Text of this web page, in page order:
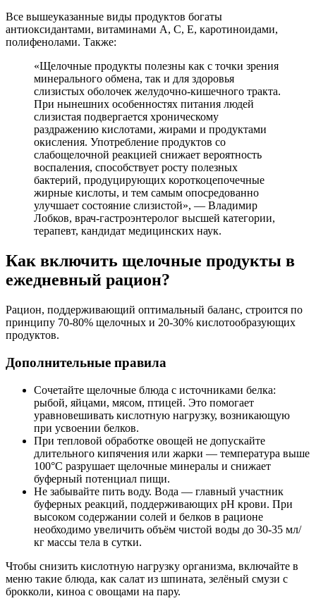
Все вышеуказанные виды продуктов богаты
антиоксидантами, витаминами A, C, E, каротиноидами,
полифенолами. Также:
«Щелочные продукты полезны как с точки зрения
минерального обмена, так и для здоровья
слизистых оболочек желудочно-кишечного тракта.
При нынешних особенностях питания людей
слизистая подвергается хроническому
раздражению кислотами, жирами и продуктами
окисления. Употребление продуктов со
слабощелочной реакцией снижает вероятность
воспаления, способствует росту полезных
бактерий, продуцирующих короткоцепочечные
жирные кислоты, и тем самым опосредованно
улучшает состояние слизистой», — Владимир
Лобков, врач-гастроэнтеролог высшей категории,
терапевт, кандидат медицинских наук.
Как включить щелочные продукты в
ежедневный рацион?
Рацион, поддерживающий оптимальный баланс, строится по
принципу 70-80% щелочных и 20-30% кислотообразующих
продуктов.
Дополнительные правила
Сочетайте щелочные блюда с источниками белка:
рыбой, яйцами, мясом, птицей. Это помогает
уравновешивать кислотную нагрузку, возникающую
при усвоении белков.
При тепловой обработке овощей не допускайте
длительного кипячения или жарки — температура выше
100°C разрушает щелочные минералы и снижает
буферный потенциал пищи.
Не забывайте пить воду. Вода — главный участник
буферных реакций, поддерживающих pH крови. При
высоком содержании солей и белков в рационе
необходимо увеличить объём чистой воды до 30-35 мл/
кг массы тела в сутки.
Чтобы снизить кислотную нагрузку организма, включайте в
меню такие блюда, как салат из шпината, зелёный смузи с
брокколи, киноа с овощами на пару.